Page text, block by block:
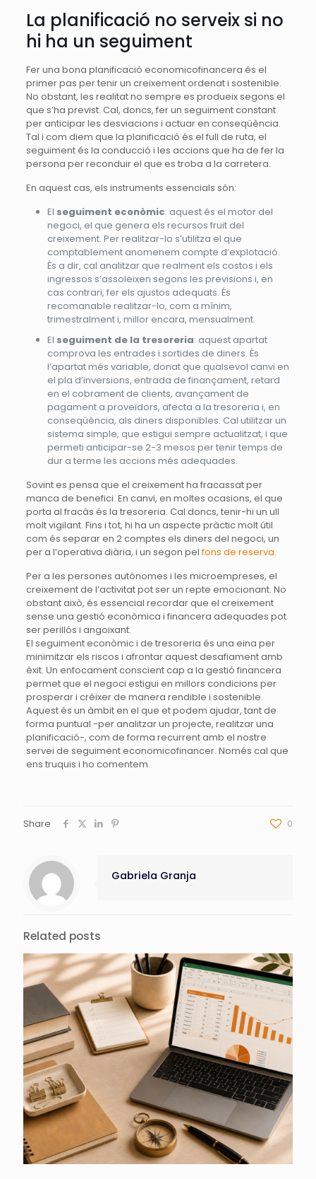
La planificació no serveix si no
hi ha un seguiment
Fer una bona planificació economicofinancera és el
primer pas per tenir un creixement ordenat i sostenible.
No obstant, les realitat no sempre es produeix segons el
que s’ha previst. Cal, doncs, fer un seguiment constant
per anticipar les desviacions i actuar en conseqüència.
Tal i com diem que la planificació és el full de ruta, el
seguiment és la conducció i les accions que ha de fer la
persona per reconduir el que es troba a la carretera.
En aquest cas, els instruments essencials són:
El seguiment econòmic: aquest és el motor del
negoci, el que genera els recursos fruit del
creixement. Per realitzar-lo s’utilitza el que
comptablement anomenem compte d’explotació.
És a dir, cal analitzar que realment els costos i els
ingressos s’assoleixen segons les previsions i, en
cas contrari, fer els ajustos adequats. És
recomanable realitzar-lo, com a mínim,
trimestralment i, millor encara, mensualment.
El seguiment de la tresoreria: aquest apartat
comprova les entrades i sortides de diners. És
l’apartat més variable, donat que qualsevol canvi en
el pla d’inversions, entrada de finançament, retard
en el cobrament de clients, avançament de
pagament a proveïdors, afecta a la tresoreria i, en
conseqüència, als diners disponibles. Cal utilitzar un
sistema simple, que estigui sempre actualitzat, i que
permeti anticipar-se 2-3 mesos per tenir temps de
dur a terme les accions més adequades.
Sovint es pensa que el creixement ha fracassat per
manca de benefici. En canvi, en moltes ocasions, el que
porta al fracàs és la tresoreria. Cal doncs, tenir-hi un ull
molt vigilant. Fins i tot, hi ha un aspecte pràctic molt útil
com és separar en 2 comptes els diners del negoci, un
per a l’operativa diària, i un segon pelfons de reserva.
Per a les persones autònomes i les microempreses, el
creixement de l’activitat pot ser un repte emocionant. No
obstant això, és essencial recordar que el creixement
sense una gestió econòmica i financera adequades pot
ser perillós i angoixant.
El seguiment econòmic i de tresoreria és una eina per
minimitzar els riscos i afrontar aquest desafiament amb
èxit. Un enfocament conscient cap a la gestió financera
permet que el negoci estigui en millors condicions per
prosperar i créixer de manera rendible i sostenible.
Aquest és un àmbit en el que et podem ajudar, tant de
forma puntual -per analitzar un projecte, realitzar una
planificació-, com de forma recurrent amb el nostre
servei de seguiment economicofinancer. Només cal que
ens truquis i ho comentem.
Share 0
Gabriela Granja
Related posts